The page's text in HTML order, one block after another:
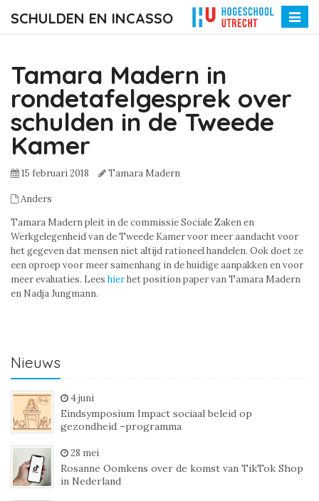
SCHULDEN EN INCASSO
Toggle
Tamara Madern in
rondetafelgesprek over
schulden in de Tweede
Kamer
15 februari 2018 Tamara Madern
Anders
Tamara Madern pleit in de commissie Sociale Zaken en
Werkgelegenheid van de Tweede Kamer voor meer aandacht voor
het gegeven dat mensen niet altijd rationeel handelen. Ook doet ze
een oproep voor meer samenhang in de huidige aanpakken en voor
meer evaluaties. Lees hierhet position paper van Tamara Madern
en Nadja Jungmann.
Nieuws
4 juni
Eindsymposium Impact sociaal beleid op
gezondheid –programma
28 mei
Rosanne Oomkens over de komst van TikTok Shop
in Nederland